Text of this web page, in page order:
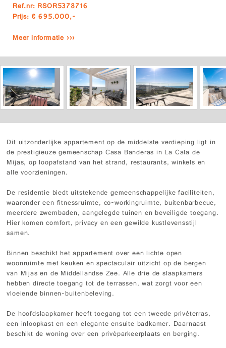
Ref.nr: RSOR5378716
Prijs: € 695.000,-
Meer informatie ›››
Dit uitzonderlijke appartement op de middelste verdieping ligt in
de prestigieuze gemeenschap Casa Banderas in La Cala de
Mijas, op loopafstand van het strand, restaurants, winkels en
alle voorzieningen.
De residentie biedt uitstekende gemeenschappelijke faciliteiten,
waaronder een fitnessruimte, co-workingruimte, buitenbarbecue,
meerdere zwembaden, aangelegde tuinen en beveiligde toegang.
Hier komen comfort, privacy en een gewilde kustlevensstijl
samen.
Binnen beschikt het appartement over een lichte open
woonruimte met keuken en spectaculair uitzicht op de bergen
van Mijas en de Middellandse Zee. Alle drie de slaapkamers
hebben directe toegang tot de terrassen, wat zorgt voor een
vloeiende binnen-buitenbeleving.
De hoofdslaapkamer heeft toegang tot een tweede privéterras,
een inloopkast en een elegante ensuite badkamer. Daarnaast
beschikt de woning over een privéparkeerplaats en berging.